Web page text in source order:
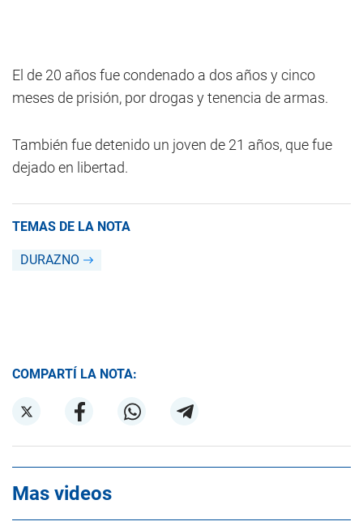
El de 20 años fue condenado a dos años y cinco
meses de prisión, por drogas y tenencia de armas.
También fue detenido un joven de 21 años, que fue
dejado en libertad.
TEMAS DE LA NOTA
DURAZNO
COMPARTÍ LA NOTA:
Mas videos